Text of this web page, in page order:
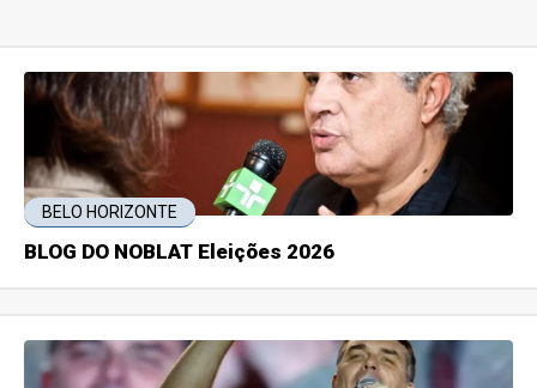
BELO HORIZONTE
BLOG DO NOBLAT Eleições 2026